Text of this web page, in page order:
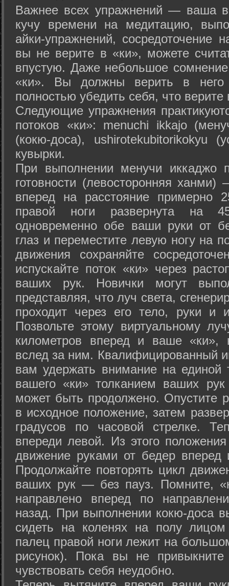
Важнее всех упражнений — ваша
кучу времени на медитацию,
айки-упражнений, сосредоточение
вы не верите в «ки», можете
впустую. Даже небольшое сомнение
«ки». Вы должны верить в
полностью убедить себя, что верите
Следующие упражнения
потоков «ки»: menuchi ikkajo
(кокю-доса), ushiro­tekubitori­kokyu
кувырки.
При выполнении менучи иккаджо
готовности (левосторонняя
вперед на расстояние примерно
правой ноги развернута на
одновременно обе ваши руки от
глаз и переместите левую ногу на
движения сохраняйте
испускайте поток «ки» через
ваших рук. Новички могут
представляя, что луч света,
проходит через его тело, руки и
Позвольте этому виртуальному
километров вперед и ваше «ки»,
вслед за ним. Квалифицированный
вам удержать внимание на единой
вашего «ки» толканием ваших
может быть продолжено. Опустите
в исходное положение, затем
градусов по часовой стрелке.
впереди левой. Из этого
движение руками от бедер вперед
Продолжайте повторять цикл
ваших рук — без пауз. Помните,
направлено вперед по
назад. При выполнении кокю-доса
сидеть на коленях на полу
палец правой ноги лежит на
рисунок). Пока вы не
чувствовать себя неудобно.